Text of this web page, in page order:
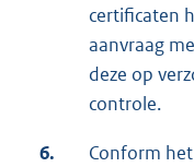
certificaten
aanvraag
deze op
controle.
6.
Conform